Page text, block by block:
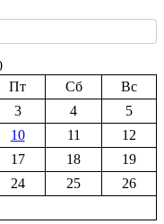
Пт Сб
Вс
3 4
5
10 11
12
17 18
19
24 25
26